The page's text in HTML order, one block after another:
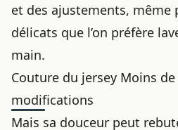
et des ajustements, même
délicats que l’on préfère
main.
Couture du jersey Moins
modifications
Mais sa douceur peut